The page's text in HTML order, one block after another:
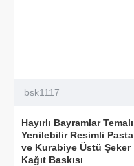
bsk1117
Hayırlı Bayramlar Temalı
Yenilebilir Resimli Pasta
ve Kurabiye Üstü Şeker
Kağıt Baskısı